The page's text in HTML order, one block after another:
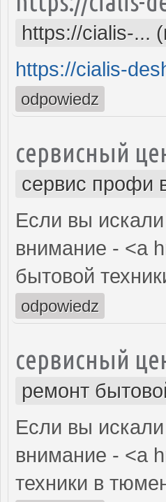
https://cialis-...
https://cialis-
odpowiedz
сервисный
сервис профи
Если вы искали
внимание - <a
бытовой
odpowiedz
сервисный
ремонт
Если вы искали
внимание - <a
техники в